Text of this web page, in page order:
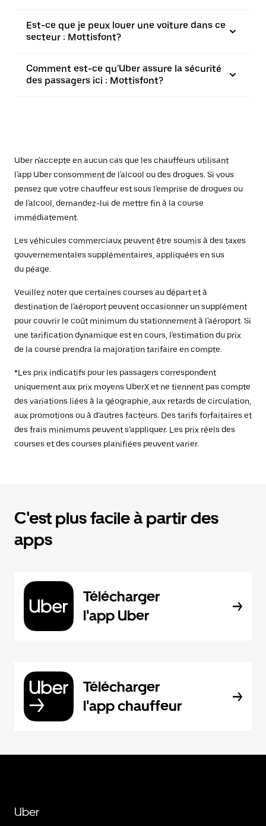
Est-ce que je peux louer une voiture dans ce
secteur : Mottisfont?
Comment est-ce qu'Uber assure la sécurité
des passagers ici : Mottisfont?
Uber n'accepte en aucun cas que les chauffeurs utilisant
l'app Uber consomment de l'alcool ou des drogues. Si vous
pensez que votre chauffeur est sous l'emprise de drogues ou
de l'alcool, demandez-lui de mettre fin à la course
immédiatement.
Les véhicules commerciaux peuvent être soumis à des taxes
gouvernementales supplémentaires, appliquées en sus
du péage.
Veuillez noter que certaines courses au départ et à
destination de l'aéroport peuvent occasionner un supplément
pour couvrir le coût minimum du stationnement à l'aéroport. Si
une tarification dynamique est en cours, l'estimation du prix
de la course prendra la majoration tarifaire en compte.
*Les prix indicatifs pour les passagers correspondent
uniquement aux prix moyens UberX et ne tiennent pas compte
des variations liées à la géographie, aux retards de circulation,
aux promotions ou à d’autres facteurs. Des tarifs forfaitaires et
des frais minimums peuvent s’appliquer. Les prix réels des
courses et des courses planifiées peuvent varier.
C'est plus facile à partir des
apps
Télécharger
l'app Uber
Télécharger
l'app chauffeur
Uber